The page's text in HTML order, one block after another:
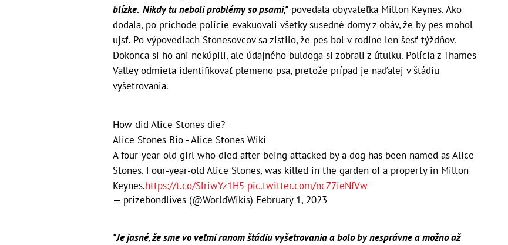
blízke. Nikdy tu neboli problémy so psami," povedala obyvateľka Milton Keynes. Ako
dodala, po príchode polície evakuovali všetky susedné domy z obáv, že by pes mohol
ujsť. Po výpovediach Stonesovcov sa zistilo, že pes bol v rodine len šesť týždňov.
Dokonca si ho ani nekúpili, ale údajného buldoga si zobrali z útulku. Polícia z Thames
Valley odmieta identifikovať plemeno psa, pretože prípad je naďalej v štádiu
vyšetrovania.
How did Alice Stones die?
Alice Stones Bio - Alice Stones Wiki
A four-year-old girl who died after being attacked by a dog has been named as Alice
Stones. Four-year-old Alice Stones, was killed in the garden of a property in Milton
Keynes.https://t.co/SlriwYz1H5 pic.twitter.com/ncZ7ieNfVw
— prizebondlives (@WorldWikis) February 1, 2023
"Je jasné, že sme vo veľmi ranom štádiu vyšetrovania a bolo by nesprávne a možno až